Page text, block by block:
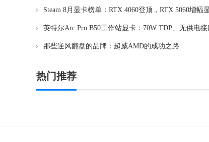
那些逆风翻盘的品牌：超威AMD的成功之路
热门推荐